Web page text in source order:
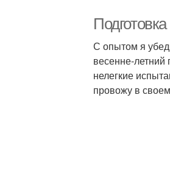
С опытом я
весенне-
нелегкие
провожу в